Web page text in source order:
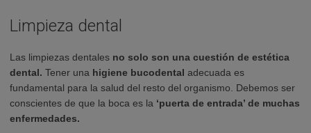
Limpieza dental
Las limpiezas dentales no solo son una cuestión de estética
dental. Tener una higiene bucodental adecuada es
fundamental para la salud del resto del organismo. Debemos ser
conscientes de que la boca es la ‘puerta de entrada’ de muchas
enfermedades.